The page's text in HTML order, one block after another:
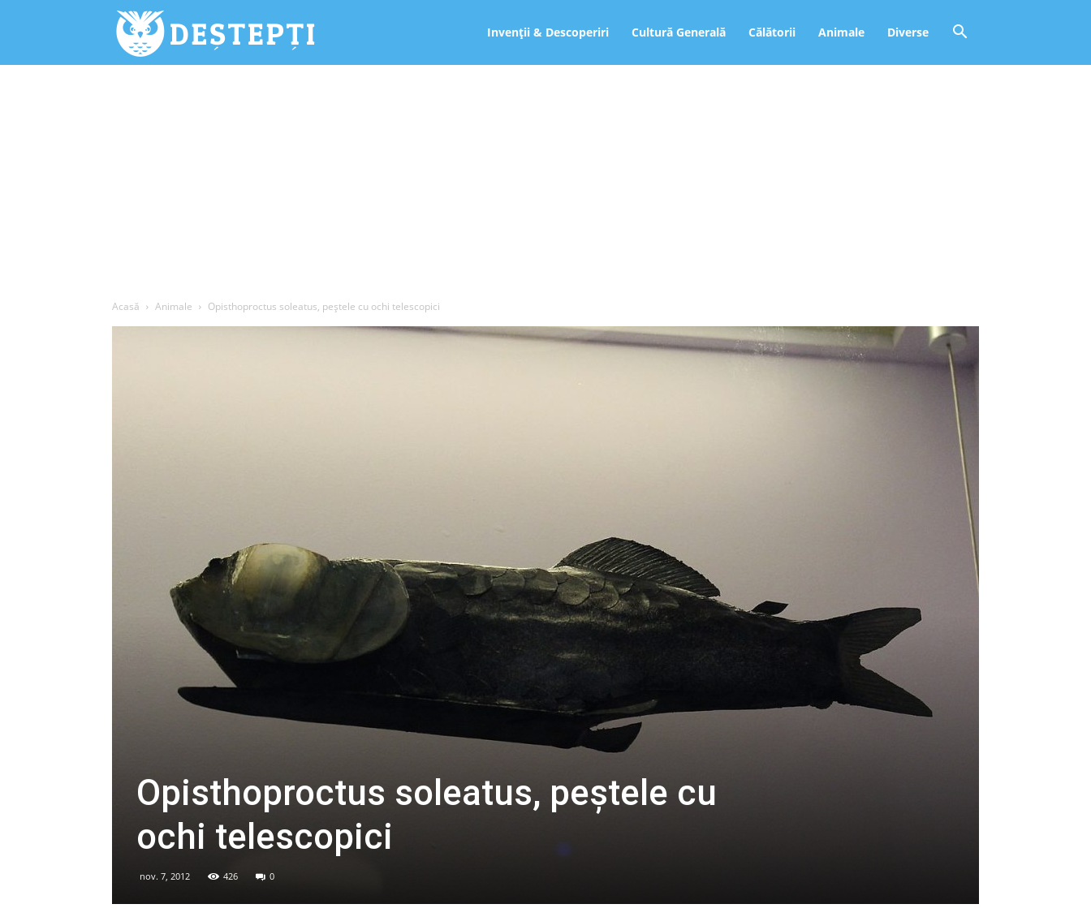
Deștepți.ro Invenții & Descoperiri Cultură Generală Călătorii Animale Diverse
Acasă Animale Opisthoproctus soleatus, peștele cu ochi telescopici
Opisthoproctus soleatus, peștele cu
ochi telescopici
nov. 7, 2012 426 0